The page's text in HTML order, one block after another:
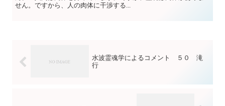
せん。ですから、人の肉体に干渉する...
水波霊魂学によるコメント ５０ 滝
行